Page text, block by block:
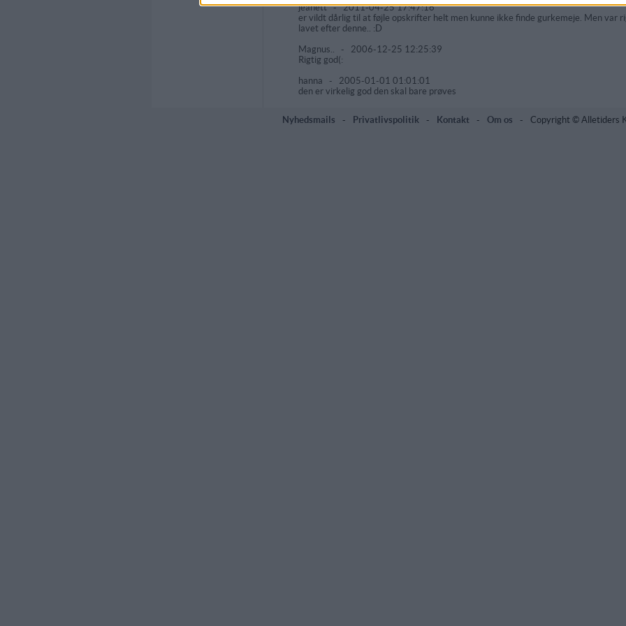
jeanett-2011-04-25 17:47:16
er vildt dårlig til at føjle opskrifter helt men kunne ikke finde gurkemeje. Men var
lavet efter denne.. :D
Magnus..
- 2006-12-25 12:25:39
Rigtig god(:
hanna
- 2005-01-01 01:01:01
den er virkelig god den skal bare prøves
Nyhedsmails - Privatlivspolitik - Kontakt - Om os - Copyright © Alletiders